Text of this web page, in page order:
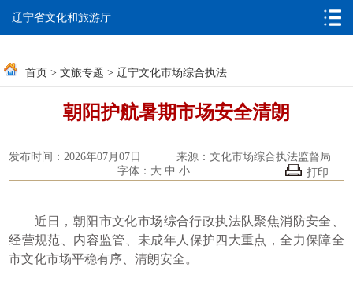
无障碍浏览 邮箱系统
辽宁省文化和旅游厅
首页 > 文旅专题 > 辽宁文化市场综合执法
朝阳护航暑期市场安全清朗
发布时间：2026年07月07日
来源：文化市场综合执法监督局
打印
字体： 大 中 小
近日，朝阳市文化市场综合行政执法队聚焦消防安全、
经营规范、内容监管、未成年人保护四大重点，全力保障全
市文化市场平稳有序、清朗安全。